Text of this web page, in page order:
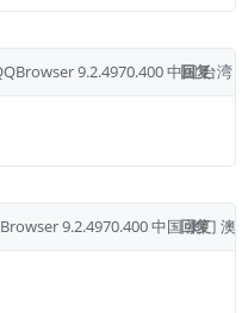
回复
9.2.4970.400中国 台湾
回复
9.2.4970.400中国 澳门 澳